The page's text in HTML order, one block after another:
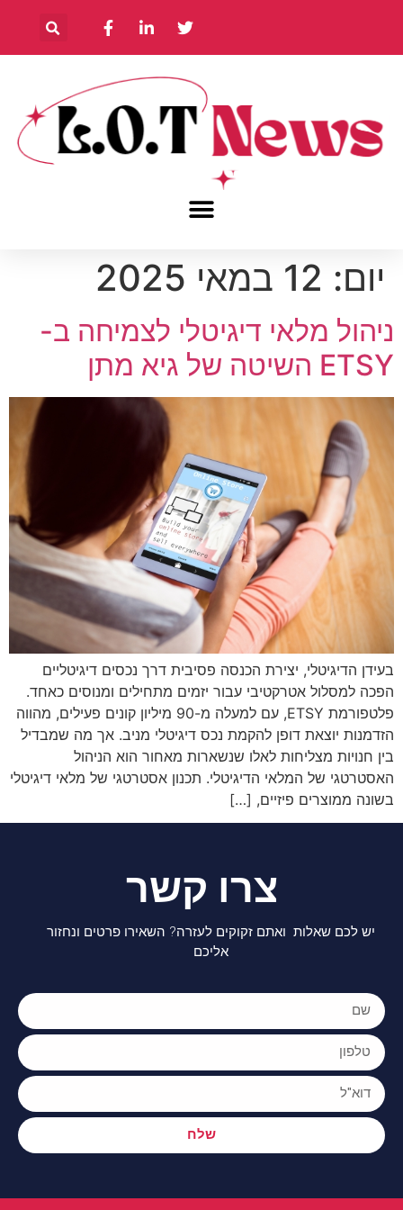
יום: 12 במאי 2025
ניהול מלאי דיגיטלי לצמיחה ב-
ETSY השיטה של גיא מתן
בעידן הדיגיטלי, יצירת הכנסה פסיבית דרך נכסים דיגיטליים
הפכה למסלול אטרקטיבי עבור יזמים מתחילים ומנוסים כאחד.
פלטפורמת ETSY, עם למעלה מ-90 מיליון קונים פעילים, מהווה
הזדמנות יוצאת דופן להקמת נכס דיגיטלי מניב. אך מה שמבדיל
בין חנויות מצליחות לאלו שנשארות מאחור הוא הניהול
האסטרטגי של המלאי הדיגיטלי. תכנון אסטרטגי של מלאי דיגיטלי
בשונה ממוצרים פיזיים, […]
צרו קשר
יש לכם שאלות ואתם זקוקים לעזרה? השאירו פרטים ונחזור
אליכם
שלח